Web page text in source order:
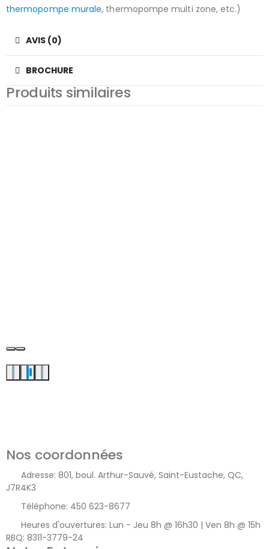
thermopompe murale, thermopompe multi zone, etc.)
AVIS (0)
BROCHURE
Produits similaires
Nos coordonnées
Adresse: 801, boul. Arthur-Sauvé, Saint-Eustache, QC,
J7R4K3
Téléphone: 450 623-8677
Heures d'ouvertures: Lun - Jeu 8h @ 16h30 | Ven 8h @ 15h
RBQ: 8311-3779-24